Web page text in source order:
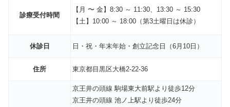
診療受付時間
【月 〜 金】8:30 ～ 11:30、13:30 ～ 15:30
【土】10:00 ～ 18:00（第3土曜日は休診）
休診日 日・祝・年末年始・創立記念日（6月10日）
住所 東京都目黒区大橋2-22-36
京王井の頭線 駒場東大前駅より徒歩12分
京王井の頭線 池ノ上駅より徒歩24分